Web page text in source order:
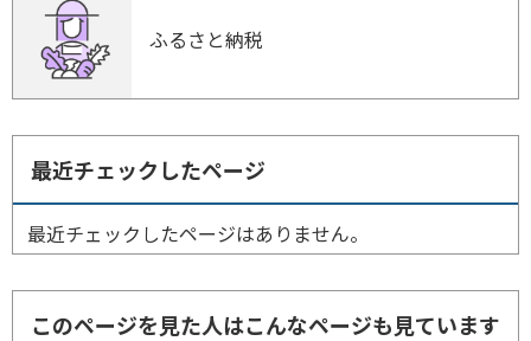
ふるさと納税
最近チェックしたページ
最近チェックしたページはありません。
このページを見た人はこんなページも見ています